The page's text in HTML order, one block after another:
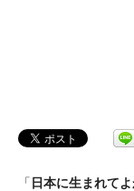
「 日本に生まれて